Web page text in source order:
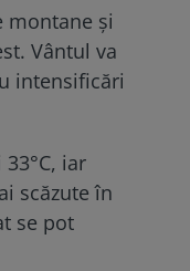
montane și
Vântul va
intensificări
iar
scăzute în
se pot